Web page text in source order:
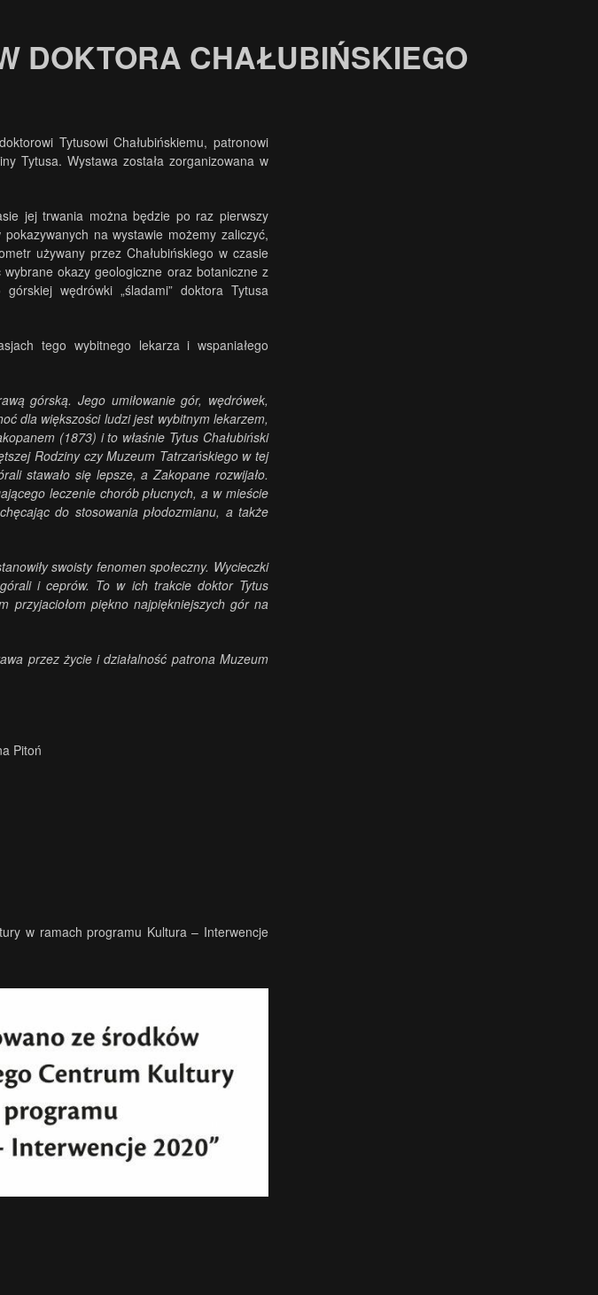
DOKTORA CHAŁUBIŃSKIEGO
Tytusowi Chałubińskiemu, patronowi
Tytusa. Wystawa została zorganizowana w
jej trwania można będzie po raz pierwszy
na wystawie możemy zaliczyć,
używany przez Chałubińskiego w czasie
okazy geologiczne oraz botaniczne z
wędrówki „śladami” doktora Tytusa
tego wybitnego lekarza i wspaniałego
górską. Jego umiłowanie gór, wędrówek,
dla większości ludzi jest wybitnym lekarzem,
(1873) i to właśnie Tytus Chałubiński
Rodziny czy Muzeum Tatrzańskiego w tej
stawało się lepsze, a Zakopane rozwijało.
leczenie chorób płucnych, a w mieście
do stosowania płodozmianu, a także
swoisty fenomen społeczny. Wycieczki
i ceprów. To w ich trakcie doktor Tytus
przyjaciołom piękno najpiękniejszych gór na
przez życie i działalność patrona Muzeum
Pitoń
w ramach programu Kultura – Interwencje